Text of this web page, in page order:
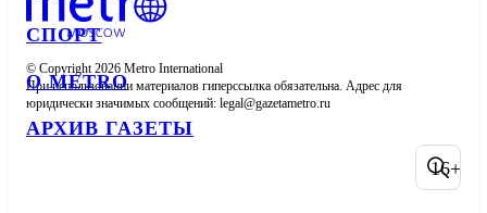
СПОРТ
О METRO
АРХИВ ГАЗЕТЫ
© Copyright 2026 Metro International
При использовании материалов гиперссылка обязательна. Адрес для
юридически значимых сообщений:
16+